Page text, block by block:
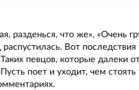
разденься, что же», «Очень
Вот
певцов, которые далеки
поет и уходит, чем